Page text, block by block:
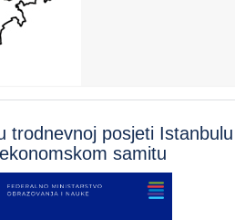
trodnevnoj posjeti Istanbulu
samitu